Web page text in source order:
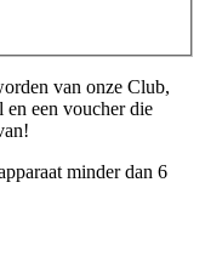
van onze Club,
een voucher die
minder dan 6